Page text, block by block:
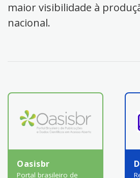
maior visibilidade à
nacional.
Oasisbr
Portal brasileiro de